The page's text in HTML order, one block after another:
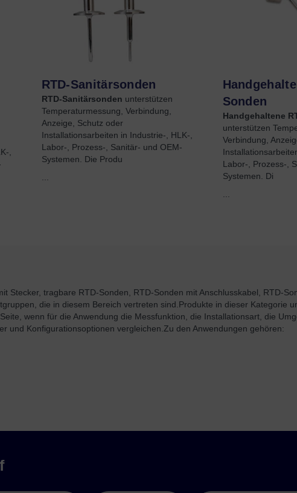
,
RTD-Sanitärsonden
RTD-Sanitärsonden unterstützen
Temperaturmessung, Verbindung,
Anzeige, Schutz oder
Installationsarbeiten in Industrie-, HLK-,
Labor-, Prozess-, Sanitär- und OEM-
Systemen. Die Produ
Sonden
Handgehaltene
unterstützen
Verbindung,
Labor-, Prozess-,
Systemen. Di
Stecker, tragbare RTD-Sonden, RTD-Sonden mit Anschlusskabel, RTD-
die in diesem Bereich vertreten sind. Produkte in dieser Kategorie
wenn für die Anwendung die Messfunktion, die Installationsart, die
und Konfigurationsoptionen vergleichen. Zu den Anwendungen gehören: